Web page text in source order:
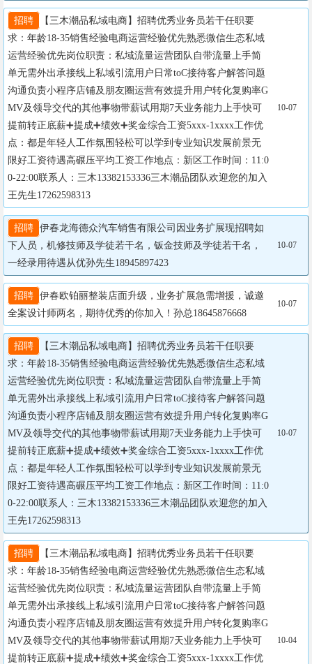
招聘
【三木潮品私域电商】招聘优秀业务员若干任职要
求：年龄18-35销售经验电商运营经验优先熟悉微信生态私域
运营经验优先岗位职责：私域流量运营团队自带流量上手简
单无需外出承接线上私域引流用户日常toC接待客户解答问题
沟通负责小程序店铺及朋友圈运营有效提升用户转化复购率G
MV及领导交代的其他事物带薪试用期7天业务能力上手快可
提前转正底薪➕提成➕绩效➕奖金综合工资5xxx-1xxxx工作优
点：都是年轻人工作氛围轻松可以学到专业知识发展前景无
限好工资待遇高碾压平均工资工作地点：新区工作时间：11:0
0-22:00联系人：三木13382153336三木潮品团队欢迎您的加入
王先生17262598313
10-07
招聘 伊春龙海德众汽车销售有限公司因业务扩展现招聘如
下人员，机修技师及学徒若干名，钣金技师及学徒若干名，
一经录用待遇从优孙先生18945897423
10-07
招聘 伊春欧铂丽整装店面升级，业务扩展急需增援，诚邀
全案设计师两名，期待优秀的你加入！孙总18645876668
10-07
招聘
【三木潮品私域电商】招聘优秀业务员若干任职要
求：年龄18-35销售经验电商运营经验优先熟悉微信生态私域
运营经验优先岗位职责：私域流量运营团队自带流量上手简
单无需外出承接线上私域引流用户日常toC接待客户解答问题
沟通负责小程序店铺及朋友圈运营有效提升用户转化复购率G
MV及领导交代的其他事物带薪试用期7天业务能力上手快可
提前转正底薪➕提成➕绩效➕奖金综合工资5xxx-1xxxx工作优
点：都是年轻人工作氛围轻松可以学到专业知识发展前景无
限好工资待遇高碾压平均工资工作地点：新区工作时间：11:0
0-22:00联系人：三木13382153336三木潮品团队欢迎您的加入
王先17262598313
10-07
招聘
【三木潮品私域电商】招聘优秀业务员若干任职要
求：年龄18-35销售经验电商运营经验优先熟悉微信生态私域
运营经验优先岗位职责：私域流量运营团队自带流量上手简
单无需外出承接线上私域引流用户日常toC接待客户解答问题
沟通负责小程序店铺及朋友圈运营有效提升用户转化复购率G
MV及领导交代的其他事物带薪试用期7天业务能力上手快可
提前转正底薪➕提成➕绩效➕奖金综合工资5xxx-1xxxx工作优
10-04